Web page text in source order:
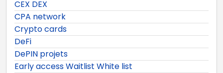
CEX DEX
CPA network
Crypto cards
DeFi
DePIN projets
Early access Waitlist White list